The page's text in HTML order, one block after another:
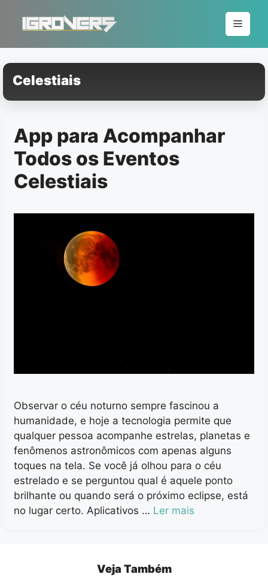
conteúdo
Menu
Celestiais
App para Acompanhar
Todos os Eventos
Celestiais
Observar o céu noturno sempre fascinou a
humanidade, e hoje a tecnologia permite que
qualquer pessoa acompanhe estrelas, planetas e
fenômenos astronômicos com apenas alguns
toques na tela. Se você já olhou para o céu
estrelado e se perguntou qual é aquele ponto
brilhante ou quando será o próximo eclipse, está
no lugar certo. Aplicativos … Ler mais
Veja Também